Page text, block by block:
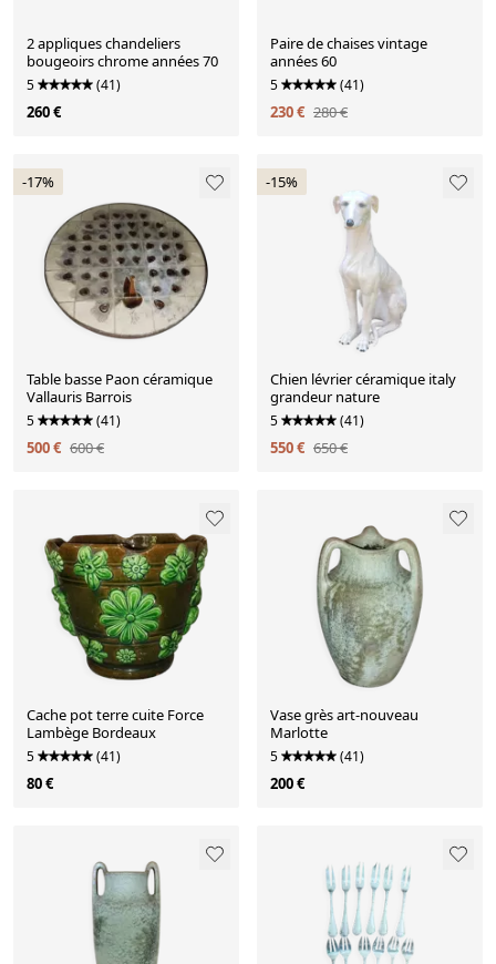
2 appliques chandeliers
bougeoirs chrome années 70
5 (41)
260 €
Paire de chaises vintage
années 60
5 (41)
230 € 280 €
-17%
Table basse Paon céramique
Vallauris Barrois
5 (41)
500 € 600 €
-15%
Chien lévrier céramique italy
grandeur nature
5 (41)
550 € 650 €
Cache pot terre cuite Force
Lambège Bordeaux
5 (41)
80 €
Vase grès art-nouveau
Marlotte
5 (41)
200 €